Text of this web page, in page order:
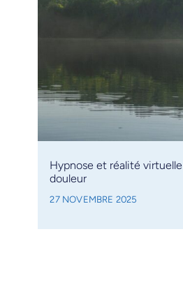
Hypnose et réalité
douleur
27 NOVEMBRE 2025